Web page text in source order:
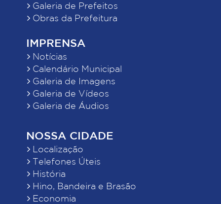
Galeria de Prefeitos
Obras da Prefeitura
IMPRENSA
Notícias
Calendário Municipal
Galeria de Imagens
Galeria de Vídeos
Galeria de Áudios
NOSSA CIDADE
Localização
Telefones Úteis
História
Hino, Bandeira e Brasão
Economia